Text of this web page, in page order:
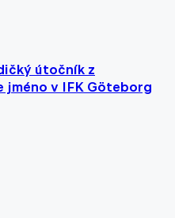
útočník z
jméno v IFK Göteborg